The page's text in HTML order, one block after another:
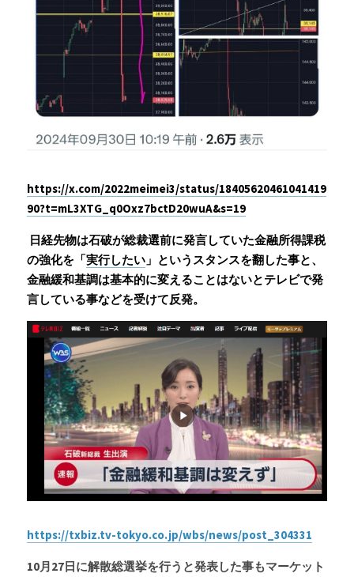
https://x.com/2022meimei3/status/18405620461041419
90?t=mL3XTG_q0Oxz7bctD20wuA&s=19
の強化を「実行したい 」というスタンスを翻した事と、
金融緩和基調は基本的に変えることはないとテレビで発
言している事などを受けて反発。
https://txbiz.tv-tokyo.co.jp/wbs/news/post_304331
10月27日に解散総選挙を行うと発表した事もマーケット